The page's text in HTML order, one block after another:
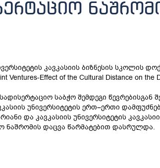
კავკასიის ბიზნესის სკოლის
Ventures-Effect of the Cultural Distance on
საბჭო შემდეგი წევრებისგან
უნივერსიტეტის ერთ–ერთი
და კავკასიის უნივერსიტეტის
ნაშრომის დაცვა წარმატებით დასრულდა.